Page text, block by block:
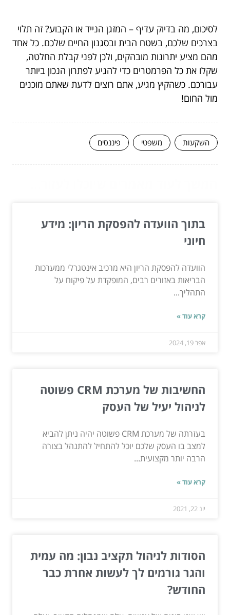
לסיכום, מה בדיוק עדיף – המזגן הנייד או הקבוע? זה תלוי
בצרכים שלכם, בשטח הבית ובסגנון החיים שלכם. כל אחד
מהם מציע יתרונות מובהקים, ולכן לפני קבלת החלטה,
שקלו את כל הפרמטרים כדי להגיע לפתרון הנכון ביותר
עבורכם. כשהקיץ מגיע, אתם רוצים לדעת שאתם מוכנים
מול החום!
השקעות משפטי פיננסים
בתוך הוועדה להפסקת הריון: מידע
חיוני
הוועדה להפסקת הריון היא מרכיב אינטגרלי ממערכות
הבריאות באזורים רבים, המופקדת על פיקוח על
התהליך...
קרא עוד »
אפר 19, 2024
החשיבות של מערכת CRM פשוטה
לניהול יעיל של העסק
בעזרתה של מערכת CRM פשוטה יהיה ניתן להביא
למצב בו העסק שלכם יוכל להתחיל להתנהל בצורה
הרבה יותר מקצועית...
קרא עוד »
יונ 22, 2021
הסודות לניהול תקציב נבון: מה עמית
והגר גורמים לך לעשות אחרת כבר
החודש?